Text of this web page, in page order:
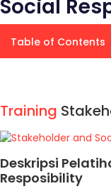
Social
Table of Contents
Training
Deskripsi
Resposibility